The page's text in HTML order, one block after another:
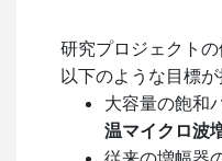
研究プロジェクト
以下のような目標
大容量の飽和
温マイクロ波